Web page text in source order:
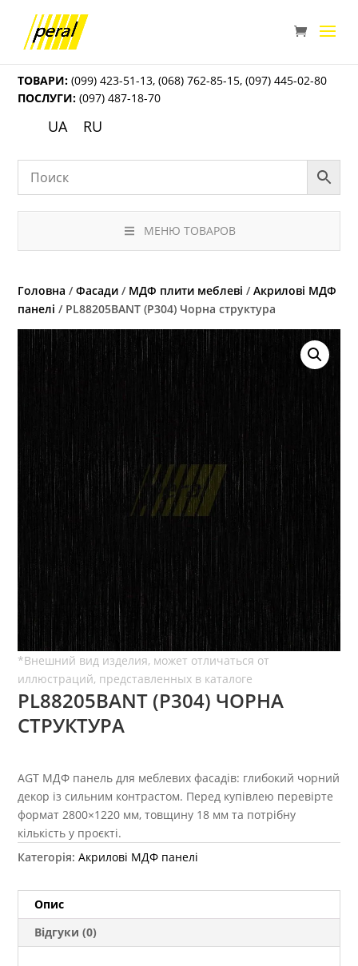
ТОВАРИ: (099) 423-51-13,(068) 762-85-15,(097) 445-02-80
ПОСЛУГИ: (097) 487-18-70
UA RU
МЕНЮ ТОВАРОВ
Головна /Фасади / МДФ плити меблеві /Акрилові МДФ
панелі / PL88205BANT (P304) Чорна структура
PL88205BANT (P304) ЧОРНА
СТРУКТУРА
AGT МДФ панель для меблевих фасадів: глибокий чорний
декор із сильним контрастом. Перед купівлею перевірте
формат 2800×1220 мм, товщину 18 мм та потрібну
кількість у проєкті.
Категорія:Акрилові МДФ панелі
Опис
Відгуки (0)